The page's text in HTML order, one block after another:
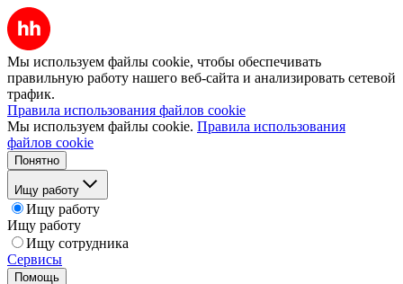
Мы используем файлы cookie, чтобы обеспечивать
правильную работу нашего веб-сайта и анализировать сетевой
трафик.
Правила использования файлов cookie
Мы используем файлы cookie. Правила использования
файлов cookie
Понятно
Ищу работу
Ищу работу
Ищу работу
Ищу сотрудника
Сервисы
Помощь